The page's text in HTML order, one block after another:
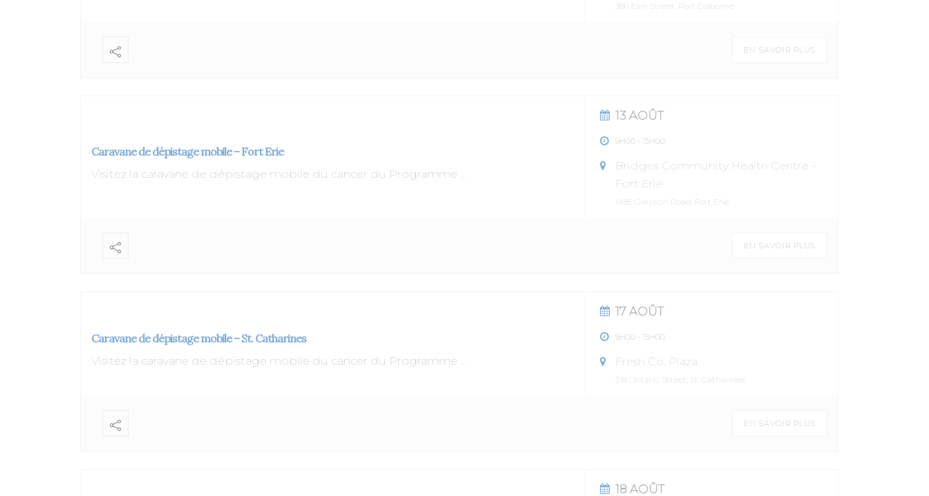
380 Elm Street, Port Colborne
EN SAVOIR PLUS
Caravane de dépistage mobile – Fort Erie
Visitez la caravane de dépistage mobile du cancer du Programme ...
13 AOÛT
9H00 - 15H00
Bridges Community Health Centre -
Fort Erie
1485 Garrison Road, Fort Erie
EN SAVOIR PLUS
Caravane de dépistage mobile – St. Catharines
Visitez la caravane de dépistage mobile du cancer du Programme ...
17 AOÛT
9H00 - 15H00
Fresh Co. Plaza
318 Ontario Street, St. Catharines
EN SAVOIR PLUS
18 AOÛT